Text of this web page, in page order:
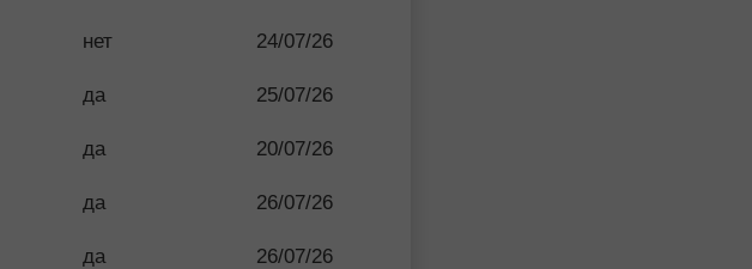
нет 24/07/26
да 25/07/26
да 20/07/26
да 26/07/26
да 26/07/26